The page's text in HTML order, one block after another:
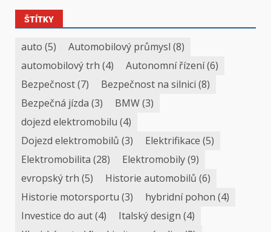
ŠTÍTKY
auto (5) Automobilový průmysl (8)
automobilový trh (4) Autonomní řízení(6)
Bezpečnost(7) Bezpečnost na silnici (8)
Bezpečná jízda (3) BMW(3)
dojezd elektromobilu (4)
Dojezd elektromobilů (3) Elektrifikace (5)
Elektromobilita (28) Elektromobily(9)
evropský trh (5) Historie automobilů (6)
Historie motorsportu (3) hybridní pohon (4)
Investice do aut(4) Italský design (4)